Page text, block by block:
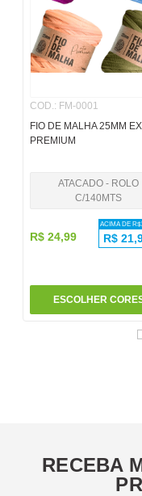
COD.: FM-0001
FIO DE MALHA 25MM
PREMIUM
ATACADO - ROLO
C/140MTS
R$ 24,99
ACIMA DE R$
R$
ESCOLHER
RECEBA
papel
º pincel
º barbante
10º fita